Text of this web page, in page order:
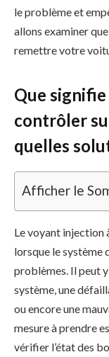
le problème et
allons examiner
remettre votre
Que
contrôler
quelles
Afficher le
Le voyant injection
lorsque le système
problèmes. Il peut
système, une
ou encore une
mesure à prendre
vérifier l’état des